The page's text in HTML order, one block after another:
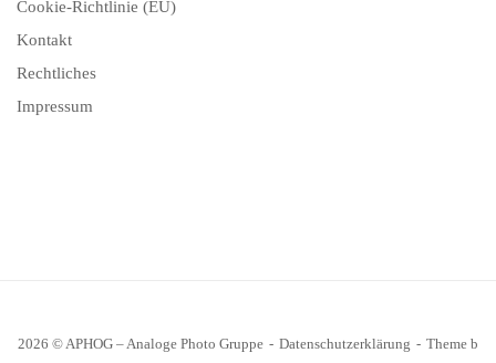
Cookie-Richtlinie (EU)
Kontakt
Rechtliches
Impressum
2026 © APHOG – Analoge Photo Gruppe Datenschutzerklärung
Theme b